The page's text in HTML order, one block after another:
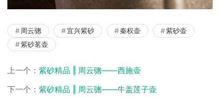
周云骢 宜兴紫砂 秦权壶
紫砂壶
紫砂茗壶
上一个： 紫砂精品 ‖ 周云骢——西施壶
下一个： 紫砂精品 ‖ 周云骢——牛盖莲子壶